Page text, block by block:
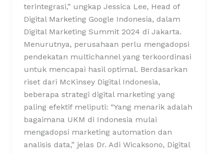
terintegrasi,” ungkap Jessica Lee, Head of
Digital Marketing Google Indonesia, dalam
Digital Marketing Summit 2024 di Jakarta.
Menurutnya, perusahaan perlu mengadopsi
pendekatan multichannel yang terkoordinasi
untuk mencapai hasil optimal. Berdasarkan
riset dari McKinsey Digital Indonesia,
beberapa strategi digital marketing yang
paling efektif meliputi: “Yang menarik adalah
bagaimana UKM di Indonesia mulai
mengadopsi marketing automation dan
analisis data,” jelas Dr. Adi Wicaksono, Digital